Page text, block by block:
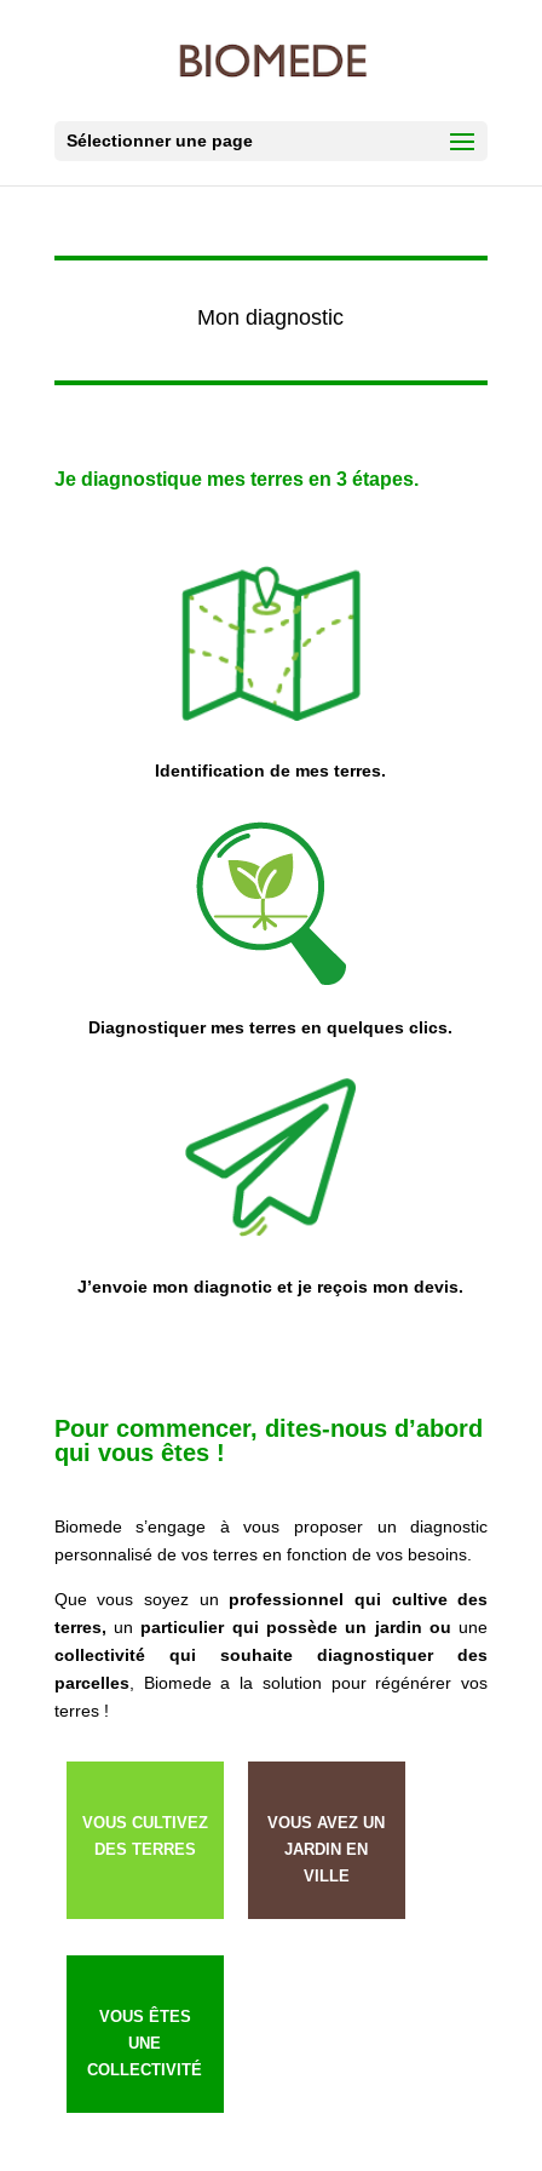
Sélectionner une page
Mon diagnostic
Je diagnostique mes terres en 3 étapes.
Identification de mes terres.
Diagnostiquer mes terres en quelques clics.
J’envoie mon diagnotic et je reçois mon devis.
Pour commencer, dites-nous d’abord
qui vous êtes !
Biomede s’engage à vous proposer un diagnostic
personnalisé de vos terres en fonction de vos besoins.
Que vous soyez un professionnel qui cultive des
terres, un particulier qui possède un jardin ouune
collectivité qui souhaite diagnostiquer des
parcelles, Biomede a la solution pour régénérer vos
terres !
VOUS CULTIVEZ
DES TERRES
VOUS ÊTES
UNE
COLLECTIVITÉ
VOUS AVEZ UN
JARDIN EN
VILLE